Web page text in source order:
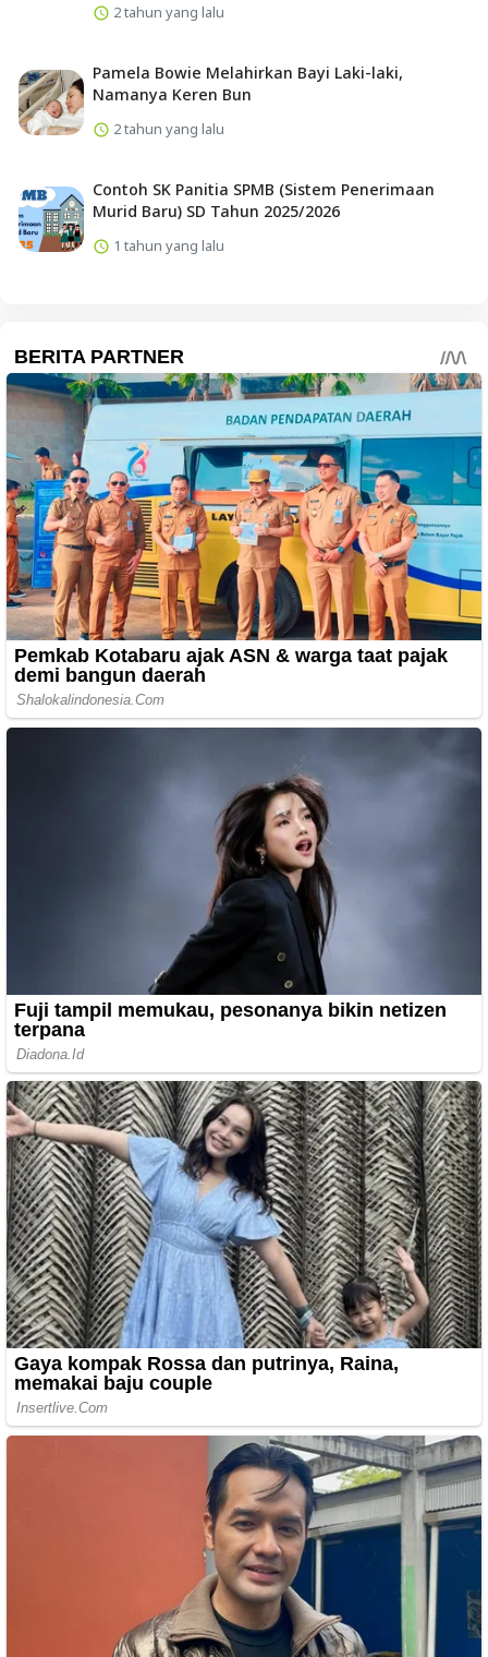
2 tahun yang lalu
Pamela Bowie Melahirkan Bayi Laki-laki,
Namanya Keren Bun
2 tahun yang lalu
Contoh SK Panitia SPMB (Sistem Penerimaan
Murid Baru) SD Tahun 2025/2026
1 tahun yang lalu